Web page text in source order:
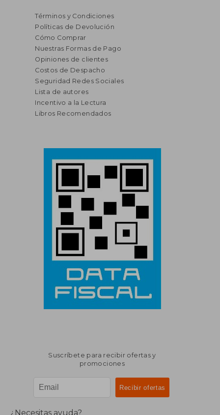
Términos y Condiciones
Políticas de Devolución
Cómo Comprar
Nuestras Formas de Pago
Opiniones de clientes
Costos de Despacho
Seguridad Redes Sociales
Lista de autores
Incentivo a la Lectura
Libros Recomendados
Suscríbete para recibir ofertas y
promociones
¿Necesitas ayuda?